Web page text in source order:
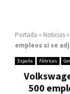
Portada » Noticias »
empleos si se
España Fábricas
500